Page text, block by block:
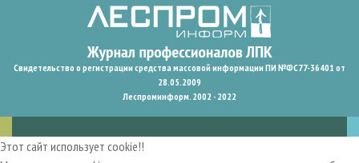
Свидетельство о регистрации средства массовой информации ПИ №ФС77-36401 от
28.05.2009
Леспроминформ. 2002 - 2022
Этот сайт использует cookie!!